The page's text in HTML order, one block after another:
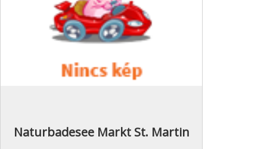
Naturbadesee Markt St. Martin